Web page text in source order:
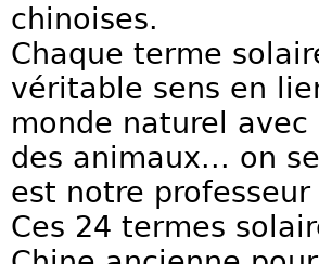
chinoises.
Chaque terme
véritable sens en
monde naturel
des animaux... on
est notre
Ces 24 termes